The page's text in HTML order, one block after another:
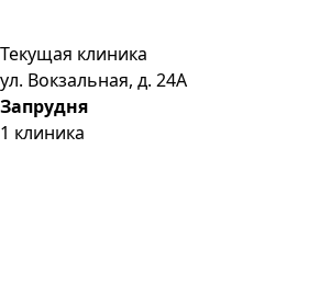
Текущая клиника
ул. Вокзальная, д. 24А
Запрудня
1 клиника